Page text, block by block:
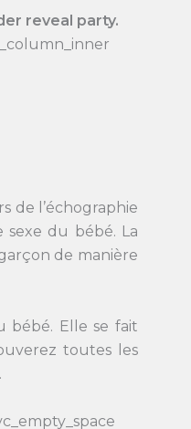
reveal party.
de l’échographie
du bébé. La
de manière
bébé. Elle se fait
toutes les
.